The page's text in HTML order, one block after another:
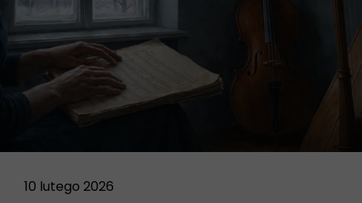
10 lutego 2026